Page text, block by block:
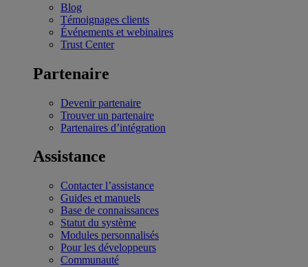
Blog
Témoignages clients
Événements et webinaires
Trust Center
Partenaire
Devenir partenaire
Trouver un partenaire
Partenaires d’intégration
Assistance
Contacter l’assistance
Guides et manuels
Base de connaissances
Statut du système
Modules personnalisés
Pour les développeurs
Communauté